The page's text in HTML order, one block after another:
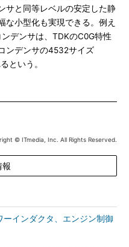
サと同等レベルの安定した静
な小型化も実現できる。例え
デンサは、TDKのC0G特性
ンデンサの4532サイズ
という。
© ITmedia, Inc. All Rights Reserved.
報
インダクタ、エンジン制御